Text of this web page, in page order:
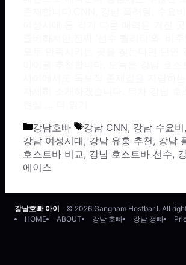
카테고리
강남호빠 태그
강남 CNN, 강남 수요비,
강남 여성시대, 강남 유흥 추천, 강남
호스트바 비교, 강남 호스트바 선수,
에이스
강남호빠 아이
© 2026 Gangnam Hostbar I. All
HOME
ABOUT 강남 호빠 강남 정빠